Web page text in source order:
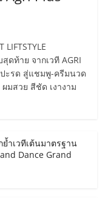
ดท้าย จากเวที AGRI
ปะรด สู่แชมพู-ครีมนวด
มสวย สีชัด เงางาม
ย้ำเวทีเต้นมาตรฐาน
Dance Grand